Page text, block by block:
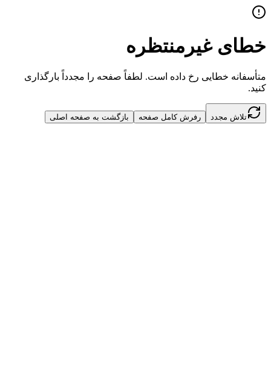
خطای غیرمنتظره
متأسفانه خطایی رخ داده است. لطفاً صفحه را مجدداً بارگذاری
کنید.
تلاش مجدد رفرش کامل صفحه بازگشت به صفحه اصلی